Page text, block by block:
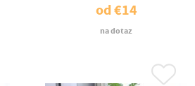
od€14
na dotaz